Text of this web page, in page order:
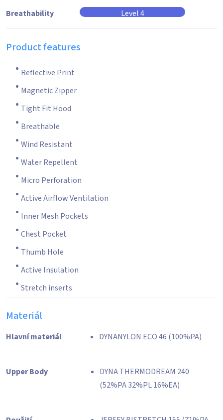
Breathability Level 4
Product features
Reflective Print
Magnetic Zipper
Tight Fit Hood
Breathable
Wind Resistant
Water Repellent
Micro Perforation
Active Airflow Ventilation
Inner Mesh Pockets
Chest Pocket
Thumb Hole
Active Insulation
Stretch inserts
Materiál
Hlavní materiál DYNANYLON ECO 46 (100%PA)
Upper Body
DYNA THERMODREAM 240
(52%PA 32%PL 16%EA)